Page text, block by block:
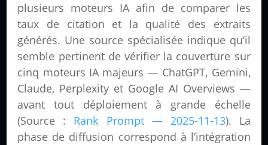
plusieurs moteurs IA afin de comparer les
taux de citation et la qualité des extraits
générés. Une source spécialisée indique qu’il
semble pertinent de vérifier la couverture sur
cinq moteurs IA majeurs — ChatGPT, Gemini,
Claude, Perplexity et Google AI Overviews —
avant tout déploiement à grande échelle
(Source : Rank Prompt — 2025-11-13). La
phase de diffusion correspond à l’intégration